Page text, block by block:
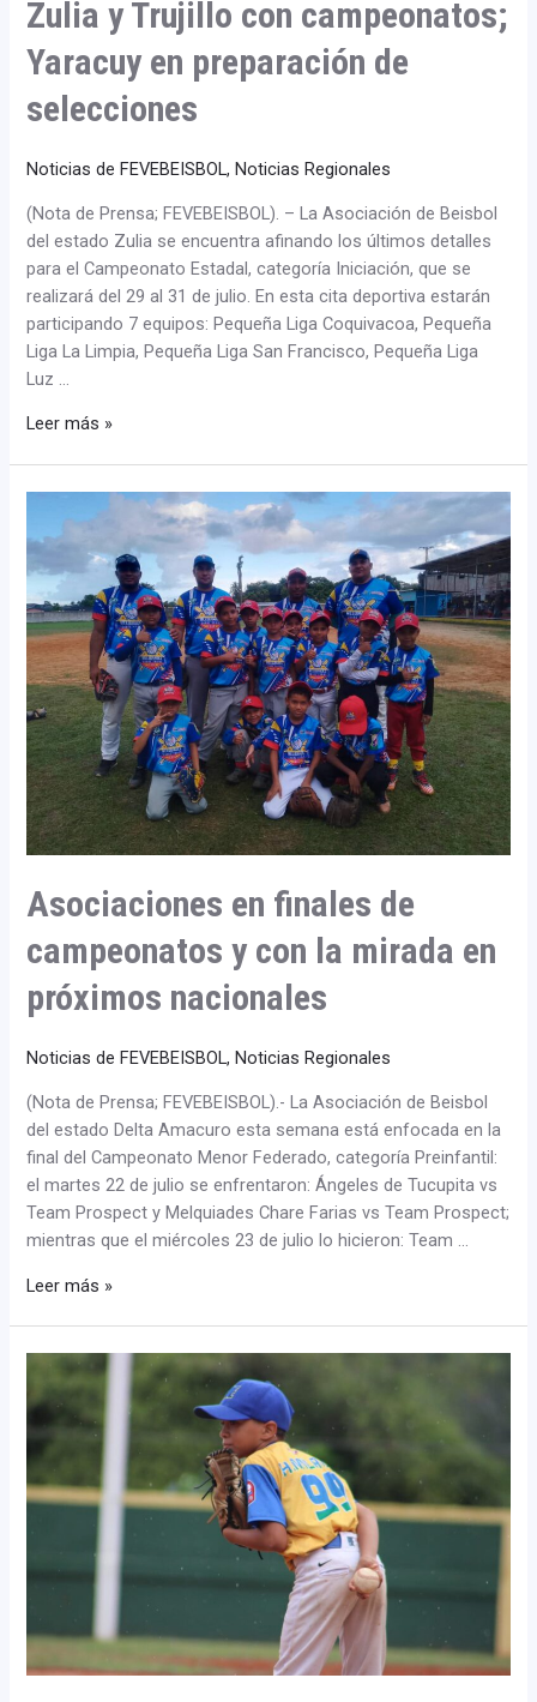
Zulia y Trujillo con campeonatos;
Yaracuy en preparación de
selecciones
Noticias de FEVEBEISBOL,Noticias Regionales
(Nota de Prensa; FEVEBEISBOL). – La Asociación de Beisbol
del estado Zulia se encuentra afinando los últimos detalles
para el Campeonato Estadal, categoría Iniciación, que se
realizará del 29 al 31 de julio. En esta cita deportiva estarán
participando 7 equipos: Pequeña Liga Coquivacoa, Pequeña
Liga La Limpia, Pequeña Liga San Francisco, Pequeña Liga
Luz …
Leer más »
Asociaciones en finales de
campeonatos y con la mirada en
próximos nacionales
Noticias de FEVEBEISBOL, Noticias Regionales
(Nota de Prensa; FEVEBEISBOL).- La Asociación de Beisbol
del estado Delta Amacuro esta semana está enfocada en la
final del Campeonato Menor Federado, categoría Preinfantil:
el martes 22 de julio se enfrentaron: Ángeles de Tucupita vs
Team Prospect y Melquiades Chare Farias vs Team Prospect;
mientras que el miércoles 23 de julio lo hicieron: Team …
Asociaciones
campeonatos
y
con
la
mirada
en
próximos
nacionales
Leer más »
Definidas
las
Semifinales
Campeonato